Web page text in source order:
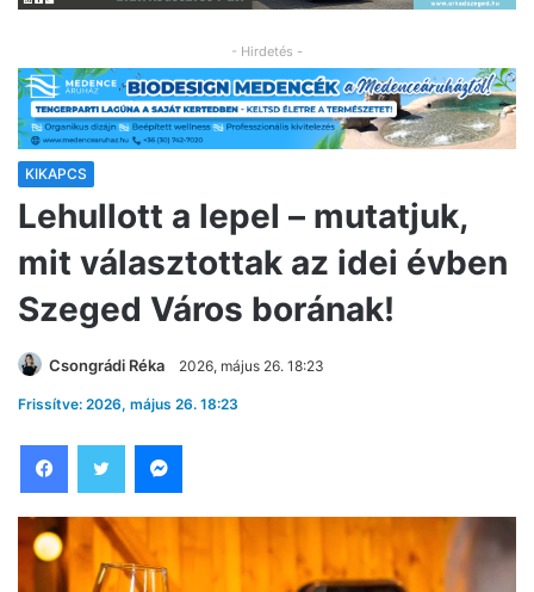
- Hirdetés -
KIKAPCS
Lehullott a lepel – mutatjuk,
mit választottak az idei évben
Szeged Város borának!
Csongrádi Réka 2026, május 26. 18:23
Frissítve: 2026, május 26. 18:23